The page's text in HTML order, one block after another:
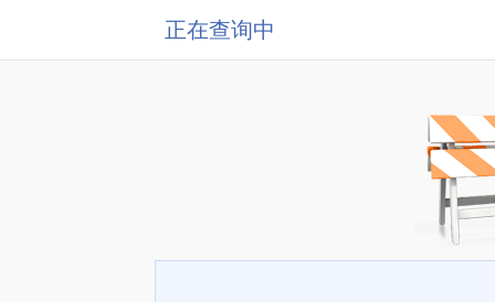
正在查询中